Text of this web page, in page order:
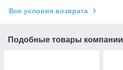
Все условия возврата
Подобные товары компании